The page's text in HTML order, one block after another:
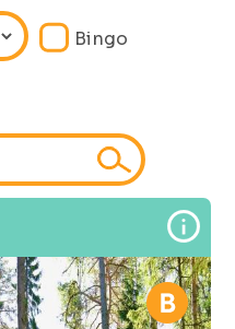
Bingo